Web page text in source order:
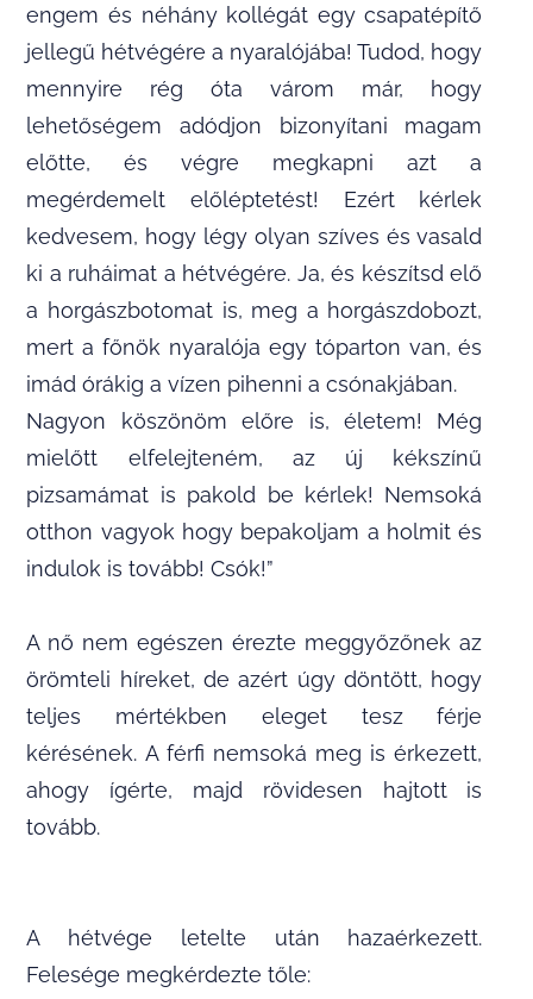
engem és néhány kollégát egy csapatépítő
jellegű hétvégére a nyaralójába! Tudod, hogy
mennyire rég óta várom már, hogy
lehetőségem adódjon bizonyítani magam
előtte, és végre megkapni azt a
megérdemelt előléptetést! Ezért kérlek
kedvesem, hogy légy olyan szíves és vasald
ki a ruháimat a hétvégére. Ja, és készítsd elő
a horgászbotomat is, meg a horgászdobozt,
mert a főnök nyaralója egy tóparton van, és
imád órákig a vízen pihenni a csónakjában.
Nagyon köszönöm előre is, életem! Még
mielőtt elfelejteném, az új kékszínű
pizsamámat is pakold be kérlek! Nemsoká
otthon vagyok hogy bepakoljam a holmit és
indulok is tovább! Csók!”
A nő nem egészen érezte meggyőzőnek az
örömteli híreket, de azért úgy döntött, hogy
teljes mértékben eleget tesz férje
kérésének. A férfi nemsoká meg is érkezett,
ahogy ígérte, majd rövidesen hajtott is
tovább.
A hétvége letelte után hazaérkezett.
Felesége megkérdezte tőle: